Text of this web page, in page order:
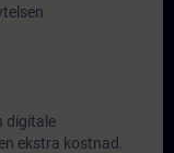
digitale
ekstra kostnad.